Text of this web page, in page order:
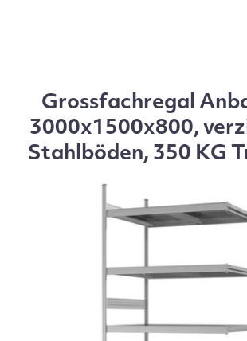
Grossfachregal
3000x1500x800,
Stahlböden, 350 KG